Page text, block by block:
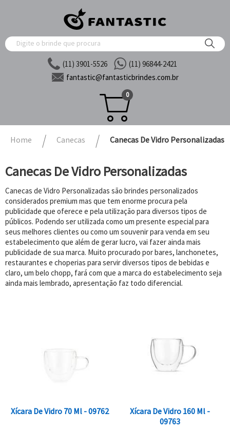
(11) 3901-5526
(11) 96844-2421
fantastic@fantasticbrindes.com.br
0
Home Canecas Canecas De Vidro Personalizadas
Canecas De Vidro Personalizadas
Canecas de Vidro Personalizadas são brindes personalizados
considerados premium mas que tem enorme procura pela
publicidade que oferece e pela utilização para diversos tipos de
públicos. Podendo ser utilizada como um presente especial para
seus melhores clientes ou como um souvenir para venda em seu
estabelecimento que além de gerar lucro, vai fazer ainda mais
publicidade de sua marca. Muito procurado por bares, lanchonetes,
restaurantes e choperias para servir diversos tipos de bebidas e
claro, um belo chopp, fará com que a marca do estabelecimento seja
ainda mais lembrado, apresentação faz todo diferencial.
Xícara De Vidro 70 Ml - 09762
Xícara De Vidro 160 Ml -
09763